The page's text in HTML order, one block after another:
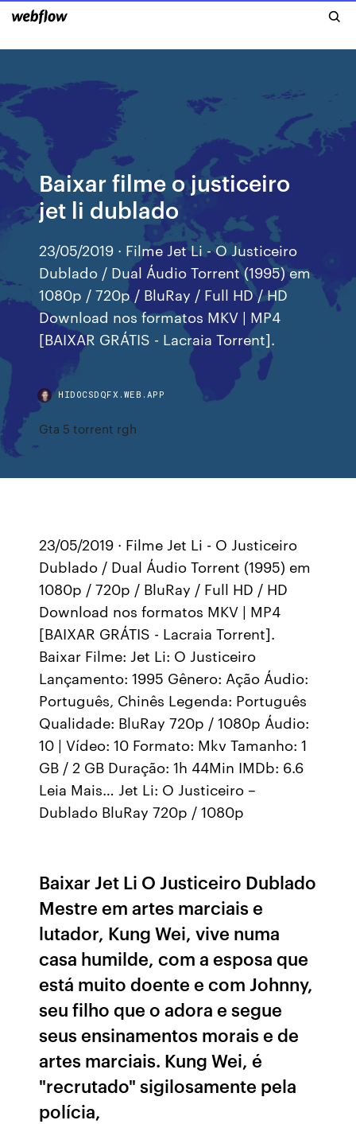
Baixar filme o justiceiro
jet li dublado
23/05/2019 · Filme Jet Li - O Justiceiro
Dublado / Dual Áudio Torrent (1995) em
1080p / 720p / BluRay / Full HD / HD
Download nos formatos MKV | MP4
[BAIXAR GRÁTIS - Lacraia Torrent].
HIDOCSDQFX.WEB.APP
Gta 5 torrent rgh
23/05/2019 · Filme Jet Li - O Justiceiro
Dublado / Dual Áudio Torrent (1995) em
1080p / 720p / BluRay / Full HD / HD
Download nos formatos MKV | MP4
[BAIXAR GRÁTIS - Lacraia Torrent].
Baixar Filme: Jet Li: O Justiceiro
Lançamento: 1995 Gênero: Ação Áudio:
Português, Chinês Legenda: Português
Qualidade: BluRay 720p / 1080p Áudio:
10 | Vídeo: 10 Formato: Mkv Tamanho: 1
GB / 2 GB Duração: 1h 44Min IMDb: 6.6
Leia Mais… Jet Li: O Justiceiro –
Dublado BluRay 720p / 1080p
Baixar Jet Li O Justiceiro Dublado
Mestre em artes marciais e
lutador, Kung Wei, vive numa
casa humilde, com a esposa que
está muito doente e com Johnny,
seu filho que o adora e segue
seus ensinamentos morais e de
artes marciais. Kung Wei, é
"recrutado" sigilosamente pela
polícia,